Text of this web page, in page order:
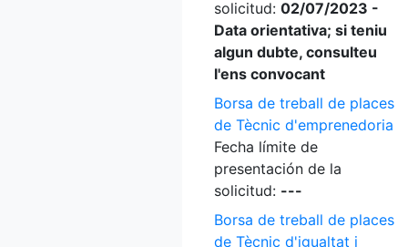
solicitud: 02/07/2023 -
Data orientativa; si teniu
algun dubte, consulteu
l'ens convocant
Borsa de treball de places
de Tècnic d'emprenedoria
Fecha límite de
presentación de la
solicitud: ---
Borsa de treball de places
de Tècnic d'igualtat i